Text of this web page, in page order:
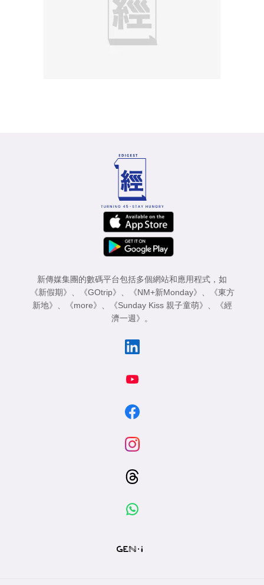
新傳媒集團的數碼平台包括多個網站和應用程式，如
《新假期》
《GOtrip》 《NM+新Monday》
《東方
新地》
《more》 《Sunday Kiss 親子童萌》
《經
濟一週》
。